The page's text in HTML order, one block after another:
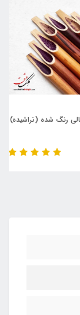
رنگ شده (تراشیده)